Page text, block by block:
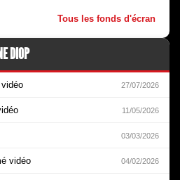
Tous les fonds d'écran
DIOP
27/07/2026
11/05/2026
03/03/2026
vidéo 04/02/2026